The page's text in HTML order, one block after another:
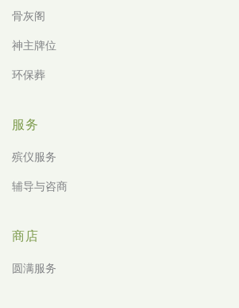
骨灰阁
神主牌位
环保葬
服务
殡仪服务
辅导与咨商
商店
圆满服务